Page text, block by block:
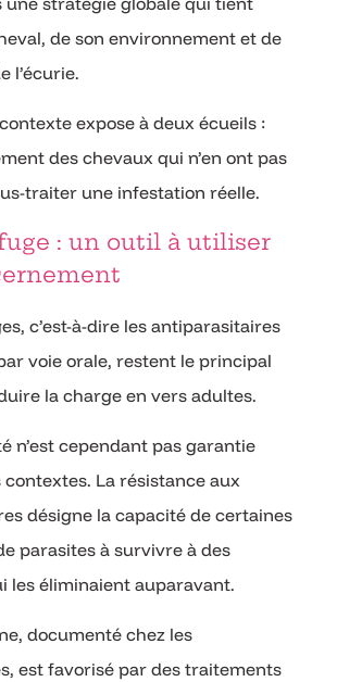
de son environnement et de
l’écurie.
expose à deux écueils :
des chevaux qui n’en ont pas
traiter une infestation réelle.
: un outil à utiliser
c’est-à-dire les antiparasitaires
voie orale, restent le principal
la charge en vers adultes.
n’est cependant pas garantie
contextes. La résistance aux
désigne la capacité de certaines
parasites à survivre à des
les éliminaient auparavant.
documenté chez les
est favorisé par des traitements